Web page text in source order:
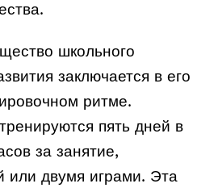
школьного
заключается в его
ритме.
пять дней в
за занятие,
или двумя играми. Эта